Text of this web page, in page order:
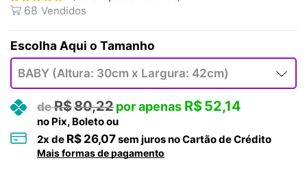
68 Vendidos
Tamanho
R$80,22 R$52,14
no Pix, Boleto ou
2x de R$ 26,07sem juros no Cartão de Crédito
Mais formas de pagamento